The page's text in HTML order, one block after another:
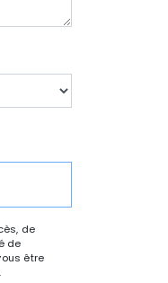
de
de
être